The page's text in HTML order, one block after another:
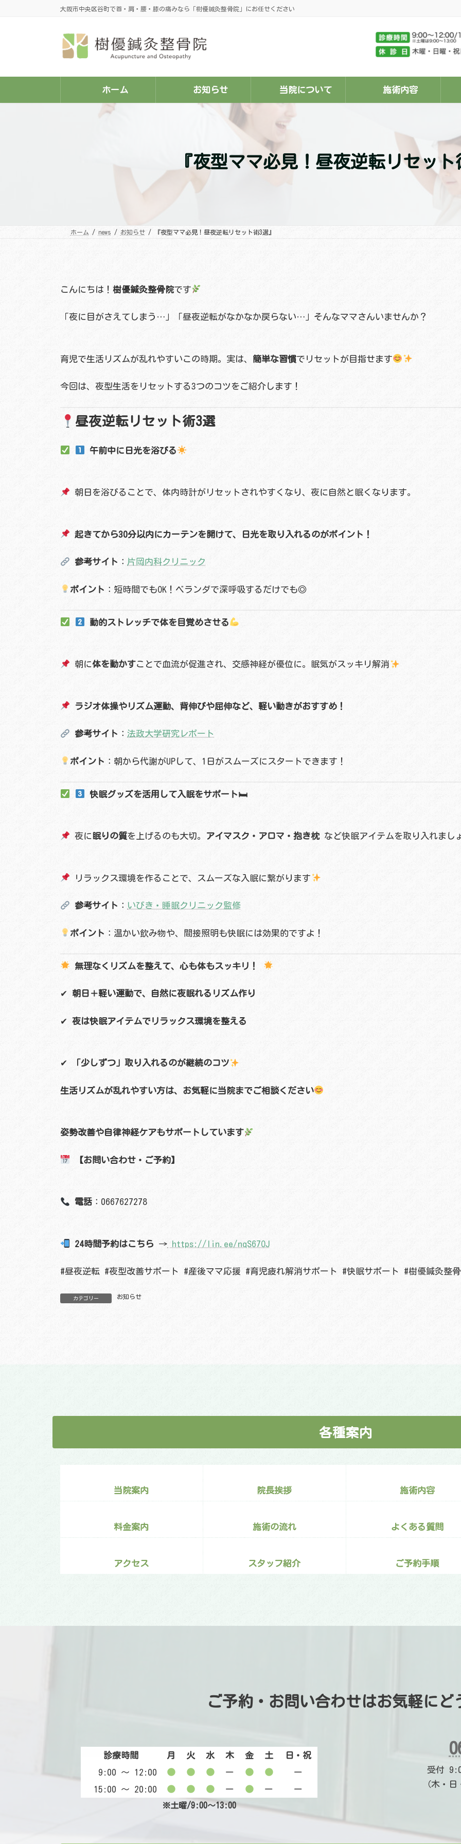
大阪市中央区谷町で首・肩・腰・膝の痛みなら「樹優鍼灸整骨院」にお任せください
ホーム お知らせ 当院について 施術内容
『夜型ママ必見！昼夜逆転リセット
ホーム news お知らせ 『夜型ママ必見！昼夜逆転リセット術3選』
こんにちは！ 樹優鍼灸整骨院です
「夜に目がさえてしまう…」「昼夜逆転がなかなか戻らない…」そんなママさんいませんか？
育児で生活リズムが乱れやすいこの時期。実は、 簡単な習慣でリセットが目指せます
今回は、夜型生活をリセットする3つのコツをご紹介します！
昼夜逆転リセット術3選
午前中に日光を浴びる
朝日を浴びることで、体内時計がリセットされやすくなり、夜に自然と眠くなります。
起きてから30分以内にカーテンを開けて、日光を取り入れるのがポイント！
参考サイト ： 片岡内科クリニック
ポイント ：短時間でもOK！ベランダで深呼吸するだけでも◎
動的ストレッチで体を目覚めさせる
朝に体を動かすことで血流が促進され、交感神経が優位に。眠気がスッキリ解消
ラジオ体操やリズム運動、背伸びや屈伸など、軽い動きがおすすめ！
参考サイト ：法政大学研究レポート
ポイント ：朝から代謝がUPして、1日がスムーズにスタートできます！
快眠グッズを活用して入眠をサポート🛏
夜に 眠りの質を上げるのも大切。 アイマスク・アロマ・抱き枕など快眠アイテムを取り入れまし
リラックス環境を作ることで、スムーズな入眠に繋がります
参考サイト ： いびき・睡眠クリニック監修
ポイント ：温かい飲み物や、間接照明も快眠には効果的ですよ！
無理なくリズムを整えて、心も体もスッキリ！
✔ 朝日＋軽い運動で、自然に夜眠れるリズム作り
✔ 夜は快眠アイテムでリラックス環境を整える
✔ 「少しずつ」取り入れるのが継続のコツ
生活リズムが乱れやすい方は、お気軽に当院までご相談ください
姿勢改善や自律神経ケアもサポートしています
【お問い合わせ・ご予約】
電話 ：0667627278
24時間予約はこちら → https://lin.ee/nqS67OJ
#昼夜逆転 #夜型改善サポート #産後ママ応援 #育児疲れ解消サポート #快眠サポート #樹優鍼灸整
カテゴリー お知らせ
各種案内
当院案内 院長挨拶 施術内容
料金案内 施術の流れ よくある質問
アクセス スタッフ紹介 ご予約手順
ご予約・お問い合わせはお気軽にど
診療時間 月 火 水 木 金 土
日・祝
9:00 〜 12:00
● ● ● ー ● ●
ー
15:00 〜 20:00
● ● ● ー ● ー ー
※土曜/9:00～13:00
受付
（木・